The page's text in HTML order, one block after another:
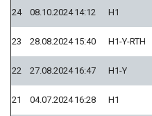
24 08.10.2024 14:12 H1
23 28.08.2024 15:40 H1-Y-RTH
22 27.08.2024 16:47 H1-Y
21 04.07.2024 16:28 H1